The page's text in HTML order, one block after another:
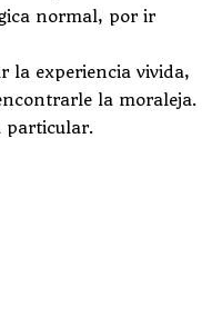
normal, por ir
la experiencia vivida,
la moraleja.
particular.